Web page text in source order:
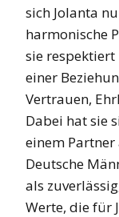
sich Jolanta
harmonische
sie
einer
Vertrauen,
Dabei hat sie
einem Partner
Deutsche
als
Werte, die für